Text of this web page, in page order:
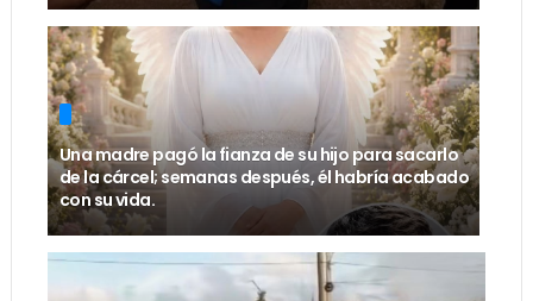
Una madre pagó la fianza de su hijo para sacarlo
de la cárcel; semanas después, él habría acabado
con su vida.